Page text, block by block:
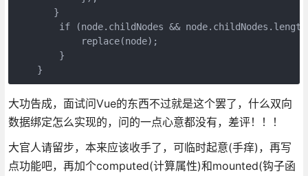
       }
if (node.childNodes &&
            replace(node);
        }
大功告成，面试问Vue的东西不过就是这个罢了，什么双向
数据绑定怎么实现的，问的一点心意都没有，差评！！！
大官人请留步，本来应该收手了，可临时起意(手痒)，再写
点功能吧，再加个computed(计算属性)和mounted(钩子函